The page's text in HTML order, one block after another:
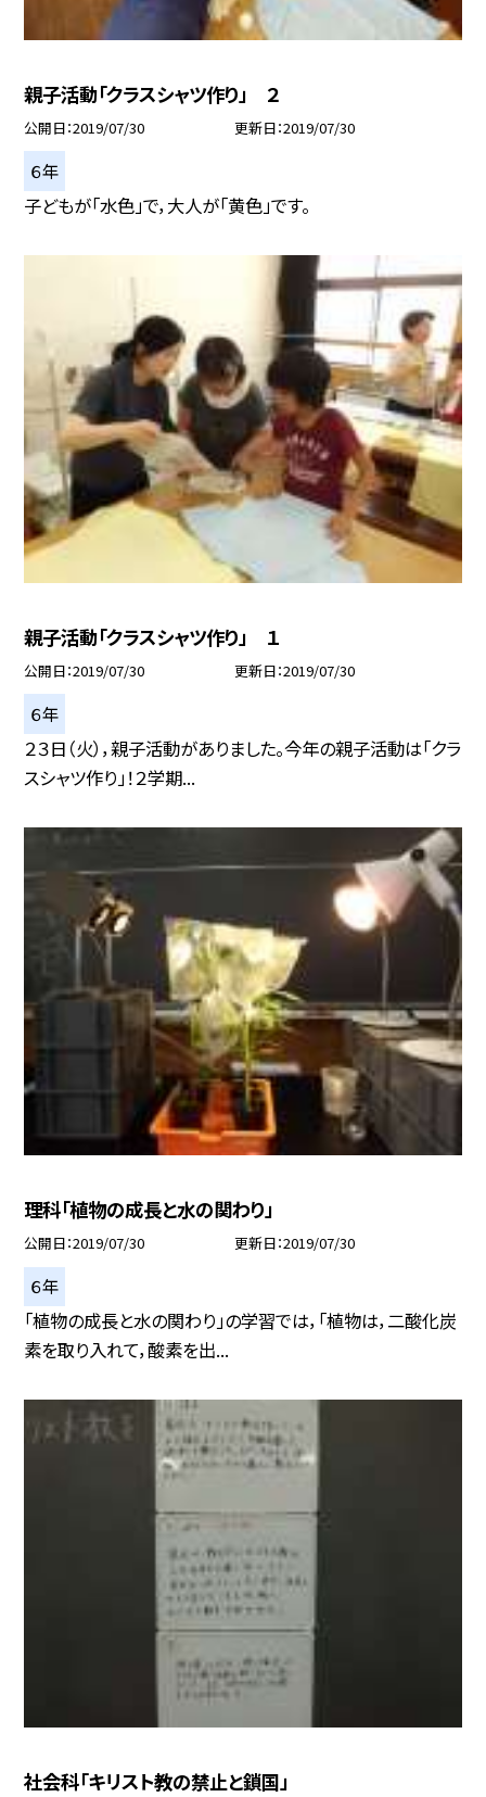
親子活動「クラスシャツ作り」 ２
公開日 2019/07/30 更新日 2019/07/30
６年
子どもが「水色」で，大人が「黄色」です。
親子活動「クラスシャツ作り」 １
公開日 2019/07/30 更新日 2019/07/30
６年
２３日（火），親子活動がありました。今年の親子活動は「クラ
スシャツ作り」！２学期...
理科「植物の成長と水の関わり」
公開日 2019/07/30 更新日 2019/07/30
６年
「植物の成長と水の関わり」の学習では，「植物は，二酸化炭
素を取り入れて，酸素を出...
社会科「キリスト教の禁止と鎖国」